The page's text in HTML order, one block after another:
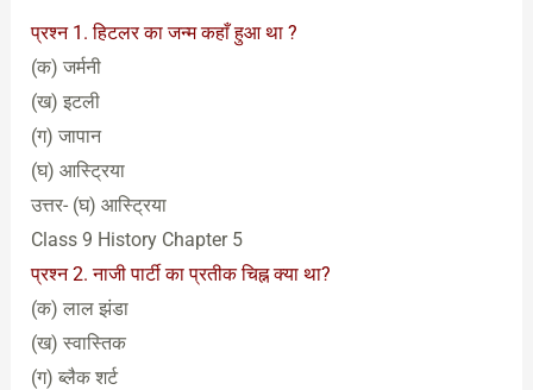
प्रश्न 1. हिटलर का जन्म कहाँ हुआ था ?
(क) जर्मनी
(ख) इटली
(ग) जापान
(घ) आस्ट्रिया
उत्तर- (घ) आस्ट्रिया
Class 9 History Chapter 5
प्रश्न 2. नाजी पार्टी का प्रतीक चिह्न क्या था?
(क) लाल झंडा
(ख) स्वास्तिक
(ग) ब्लैक शर्ट